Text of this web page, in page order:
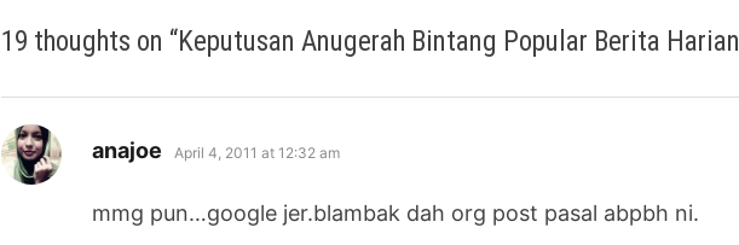
19 thoughts on “Keputusan Anugerah Bintang Popular Berita Harian
anajoe says:
April 4, 2011 at 12:32 am
mmg pun…google jer.blambak dah org post pasal abpbh ni.